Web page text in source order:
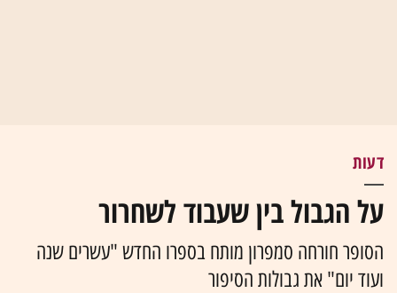
דעות
על הגבול בין שעבוד לשחרור
הסופר חורחה סמפרון מותח בספרו החדש "עשרים שנה
ועוד יום" את גבולות הסיפור